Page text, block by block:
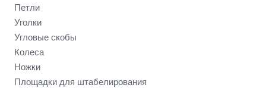
Петли
Уголки
Угловые скобы
Колеса
Ножки
Площадки для штабелирования